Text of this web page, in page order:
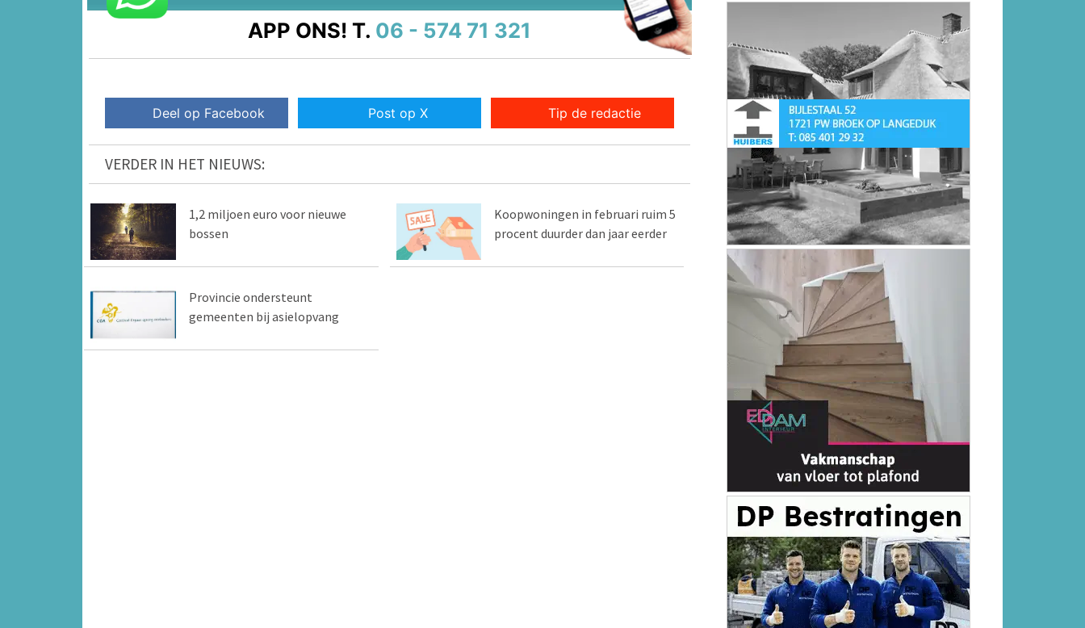
APP ONS! T. 06 - 574 71 321
Deel op Facebook Post op X Tip de redactie
VERDER IN HET NIEUWS:
1,2 miljoen euro voor nieuwe
bossen
Koopwoningen in februari ruim 5
procent duurder dan jaar eerder
Provincie ondersteunt
gemeenten bij asielopvang